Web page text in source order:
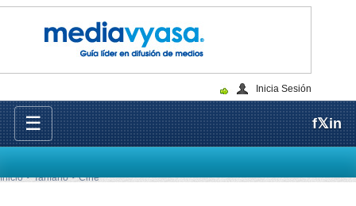
Inicia Sesión
☰ f𝕏in
Inicio Tarifario Cine